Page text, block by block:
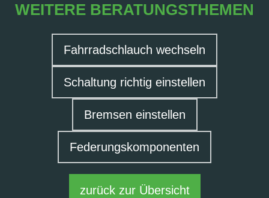
WEITERE BERATUNGSTHEMEN
Fahrradschlauch wechseln
Schaltung richtig einstellen
Bremsen einstellen
Federungskomponenten
zurück zur Übersicht